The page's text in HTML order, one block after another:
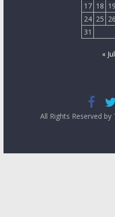
17 18 19
24 25 26
31
« Jul
All Rights Reserved